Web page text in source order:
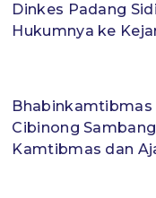
Dinkes Padang
Hukumnya ke
Bhabinkamtibmas
Cibinong
Kamtibmas dan